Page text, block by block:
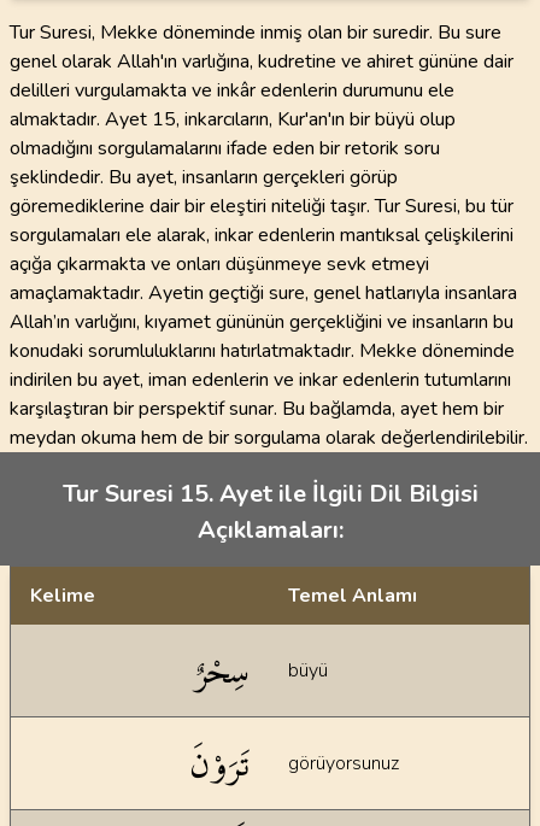
Tur Suresi, Mekke döneminde inmiş olan bir suredir. Bu sure
genel olarak Allah'ın varlığına, kudretine ve ahiret gününe dair
delilleri vurgulamakta ve inkâr edenlerin durumunu ele
almaktadır. Ayet 15, inkarcıların, Kur'an'ın bir büyü olup
olmadığını sorgulamalarını ifade eden bir retorik soru
şeklindedir. Bu ayet, insanların gerçekleri görüp
göremediklerine dair bir eleştiri niteliği taşır. Tur Suresi, bu tür
sorgulamaları ele alarak, inkar edenlerin mantıksal çelişkilerini
açığa çıkarmakta ve onları düşünmeye sevk etmeyi
amaçlamaktadır. Ayetin geçtiği sure, genel hatlarıyla insanlara
Allah’ın varlığını, kıyamet gününün gerçekliğini ve insanların bu
konudaki sorumluluklarını hatırlatmaktadır. Mekke döneminde
indirilen bu ayet, iman edenlerin ve inkar edenlerin tutumlarını
karşılaştıran bir perspektif sunar. Bu bağlamda, ayet hem bir
meydan okuma hem de bir sorgulama olarak değerlendirilebilir.
Tur Suresi 15. Ayet ile İlgili Dil Bilgisi
Açıklamaları:
Kelime Temel Anlamı
سِحْرٌ büyü
تَرَوْنَ görüyorsunuz